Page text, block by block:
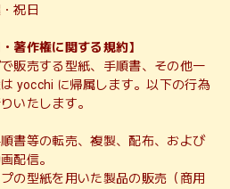
祝日
・著作権に関する規約】
販売する型紙、手順書、その他一
yocchi に帰属します。以下の行為
いたします。
順書等の転売、複製、配布、および
配信。
プの型紙を用いた製品の販売（商用